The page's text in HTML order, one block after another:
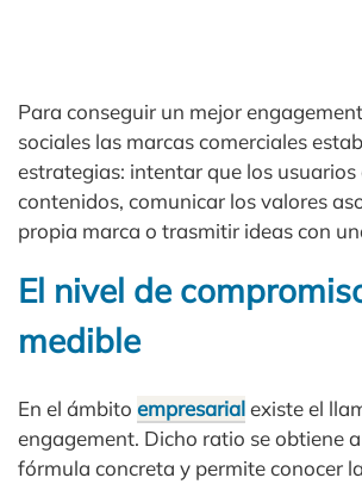
Para conseguir un mejor
sociales las marcas comerciales
estrategias: intentar que los
contenidos, comunicar los valores
propia marca o trasmitir ideas con
El nivel de
medible
En el ámbito empresarialexiste el
engagement. Dicho ratio se obtiene
fórmula concreta y permite conocer